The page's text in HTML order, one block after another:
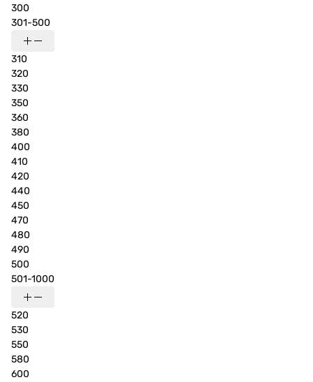
300
301-500
310
320
330
350
360
380
400
410
420
440
450
470
480
490
500
501-1000
520
530
550
580
600